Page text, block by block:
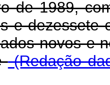
de 1989,
e dezessete
novos e
(Redação